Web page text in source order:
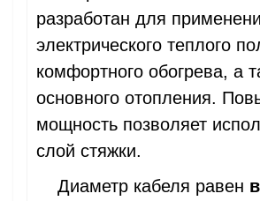
разработан для
электрического теплого
комфортного обогрева, а
основного отопления.
мощность позволяет
слой стяжки.
Диаметр кабеля равен